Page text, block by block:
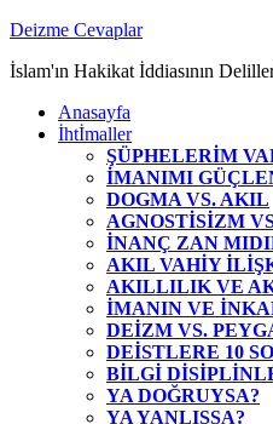
Zum
springen
Deizme Cevaplar
İslam'ın Hakikat İddiasının
Anasayfa
İhtİmaller
ŞÜPHELERİM
İMANIMI
DOGMA VS. AKIL
AGNOSTİSİZM
İNANÇ ZAN
AKIL VAHİY
AKILLILIK VE
İMANIN VE
DEİZM VS.
DEİSTLERE 10
BİLGİ
YA DOĞRUYSA?
YA YANLIŞSA?